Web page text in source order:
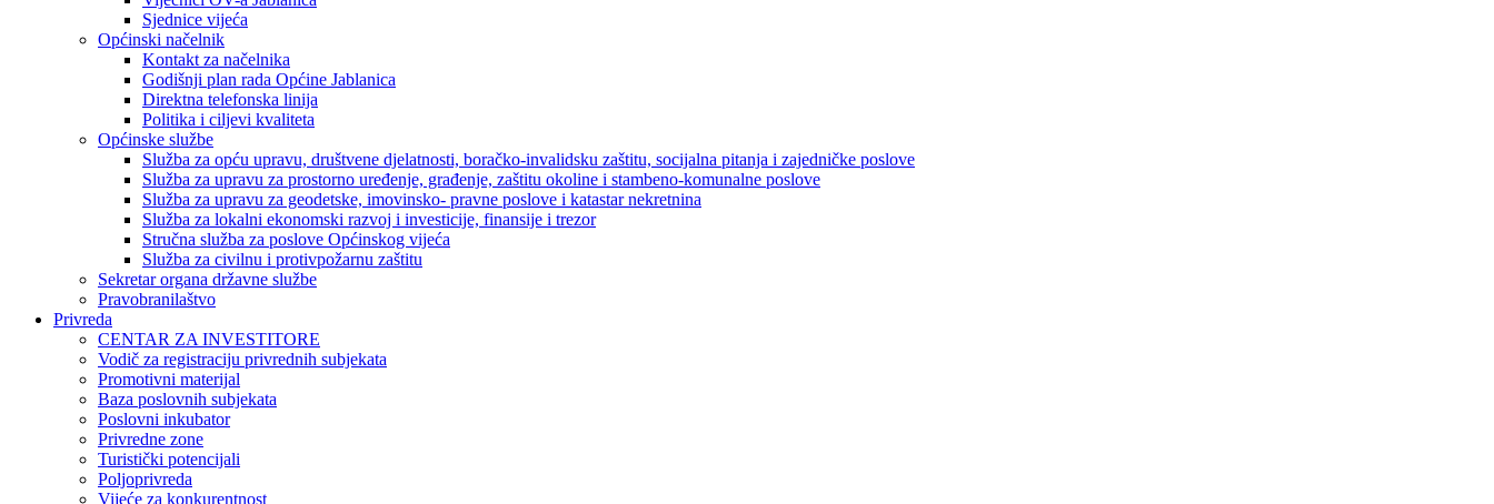
Sjednice vijeća
Općinski načelnik
Kontakt za načelnika
Godišnji plan rada Općine Jablanica
Direktna telefonska linija
Politika i ciljevi kvaliteta
Općinske službe
Služba za opću upravu, društvene djelatnosti, boračko-invalidsku zaštitu, socijalna pitanja i zajedničke poslove
Služba za upravu za prostorno uređenje, građenje, zaštitu okoline i stambeno-komunalne poslove
Služba za upravu za geodetske, imovinsko- pravne poslove i katastar nekretnina
Služba za lokalni ekonomski razvoj i investicije, finansije i trezor
Stručna služba za poslove Općinskog vijeća
Služba za civilnu i protivpožarnu zaštitu
Sekretar organa državne službe
Pravobranilaštvo
Privreda
CENTAR ZA INVESTITORE
Vodič za registraciju privrednih subjekata
Promotivni materijal
Baza poslovnih subjekata
Poslovni inkubator
Privredne zone
Turistički potencijali
Poljoprivreda
Vijeće za konkurentnost